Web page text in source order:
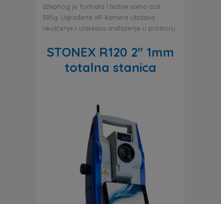
džepnog je formata i težine samo cca
385g. Ugrađena AR kamera ubrzava
iskolčenje i olakšava snalaženje u prostoru.
STONEX R120 2″ 1mm
totalna stanica